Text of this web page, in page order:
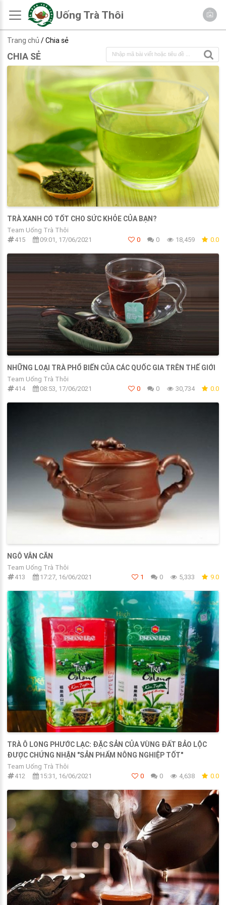
Uống Trà Thôi
Trang chủ / Chia sẻ
CHIA SẺ
TRÀ XANH CÓ TỐT CHO SỨC KHỎE CỦA BẠN?
Team Uống Trà Thôi
415
09:01, 17/06/2021 0 0 18,459 0.0
NHỮNG LOẠI TRÀ PHỔ BIẾN CỦA CÁC QUỐC GIA TRÊN THẾ GIỚI
Team Uống Trà Thôi
414
08:53, 17/06/2021 0 0 30,734 0.0
NGÔ VÂN CĂN
Team Uống Trà Thôi
413
17:27, 16/06/2021 1 0 5,333 9.0
TRÀ Ô LONG PHƯỚC LẠC: ĐẶC SẢN CỦA VÙNG ĐẤT BẢO LỘC
ĐƯỢC CHỨNG NHẬN "SẢN PHẨM NÔNG NGHIỆP TỐT"
Team Uống Trà Thôi
412
15:31, 16/06/2021 0 0 4,638 0.0